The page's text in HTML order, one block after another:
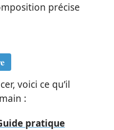
précise
voici ce qu’il
:
pratique